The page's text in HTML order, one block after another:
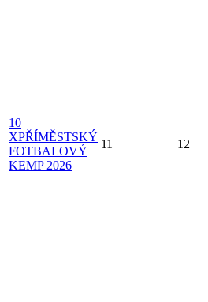
10
XPŘÍMĚSTSKÝ
FOTBALOVÝ
KEMP 2026
11 12